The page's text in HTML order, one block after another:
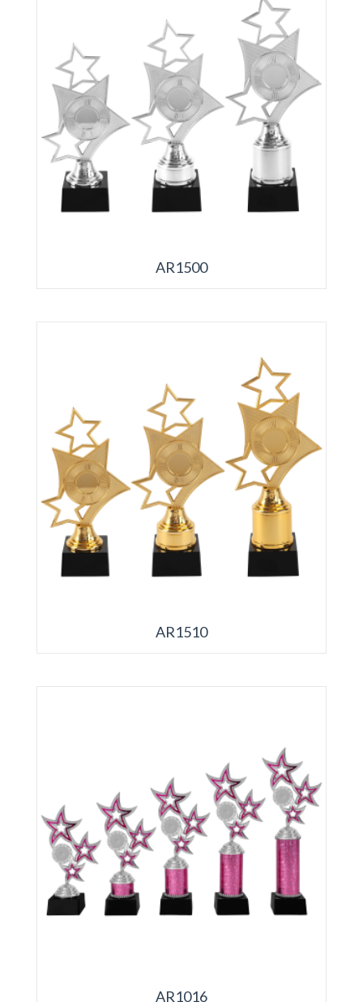
AR1500
AR1510
AR1016